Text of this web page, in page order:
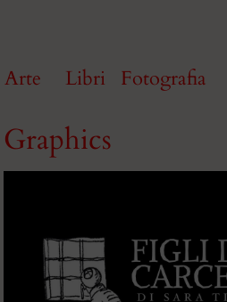
Arte Libri Fotografia
Graphics